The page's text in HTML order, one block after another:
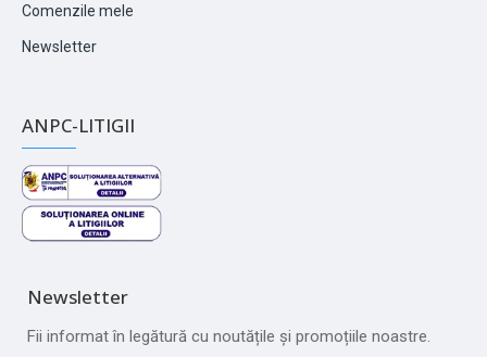
Comenzile mele
Newsletter
ANPC-LITIGII
Newsletter
Fii informat în legătură cu noutățile și promoțiile noastre.